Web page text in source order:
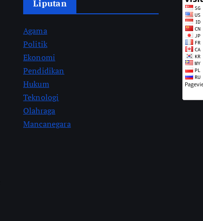
Liputan
Agama
Politik
Ekonomi
Pendidikan
Hukum
Teknologi
Olahraga
Mancanegara